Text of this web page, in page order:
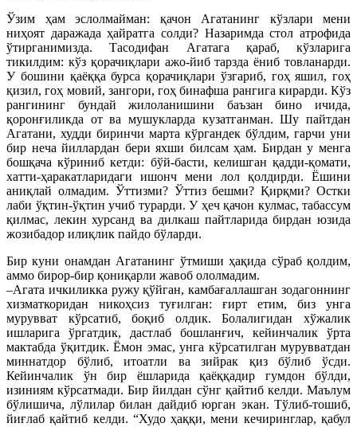
Ўзим ҳам эслолмайман: қачон Агатанинг кўзлари мени
ниҳоят даражада ҳайратга солди? Назаримда стол атрофида
ўтирганимизда. Тасодифан Агатага қараб, кўзларига
тикилдим: кўз қорачиқлари ажо-йиб тарзда ёниб товланарди.
У бошини қаёққа бурса қорачиқлари ўзгариб, гоҳ яшил, гоҳ
қизил, гоҳ мовий, зангори, гоҳ бинафша рангига кирарди. Кўз
рангининг бундай жилоланишини баъзан бино ичида,
қоронғиликда от ва мушукларда кузатганман. Шу пайтдан
Агатани, худди биринчи марта кўргандек бўлдим, гарчи уни
бир неча йиллардан бери яхши билсам ҳам. Бирдан у менга
бошқача кўриниб кетди: бўй-басти, келишган қадди-қомати,
хатти-ҳаракатларидаги ишонч мени лол қолдирди. Ёшини
аниқлай олмадим. Ўттизми? Ўттиз бешми? Қирқми? Остки
лаби ўқтин-ўқтин учиб турарди. У ҳеч қачон кулмас, табассум
қилмас, лекин хурсанд ва дилкаш пайтларида бирдан юзида
жозибадор илиқлик пайдо бўларди.
Бир куни онамдан Агатанинг ўтмиши ҳақида сўраб қолдим,
аммо бирор-бир қониқарли жавоб ололмадим.
–Агата ичкиликка ружу қўйган, камбағаллашган зодагоннинг
хизматкоридан никоҳсиз туғилган: ғирт етим, биз унга
мурувват кўрсатиб, боқиб олдик. Болалигидан хўжалик
ишларига ўргатдик, дастлаб бошланғич, кейинчалик ўрта
мактабда ўқитдик. Ёмон эмас, унга кўрсатилган мурувватдан
миннатдор бўлиб, итоатли ва зийрак қиз бўлиб ўсди.
Кейинчалик ўн бир ёшларида қаёққадир гумдон бўлди,
изиниям кўрсатмади. Бир йилдан сўнг қайтиб келди. Маълум
бўлишича, лўлилар билан дайдиб юрган экан. Тўлиб-тошиб,
йиғлаб қайтиб келди. “Худо ҳаққи, мени кечиринглар, қабул